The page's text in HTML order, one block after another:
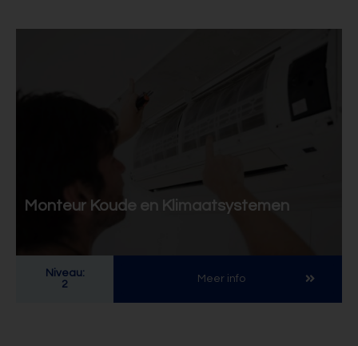
Monteur Koude en Klimaatsystemen
Niveau:
2
Meer info